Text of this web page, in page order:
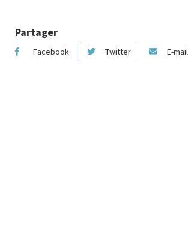
Partager
Facebook Twitter E-mail